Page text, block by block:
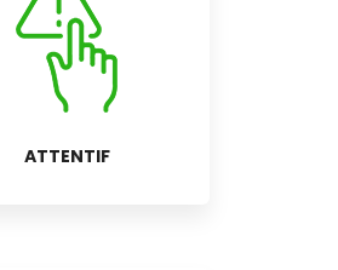
ATTENTIF